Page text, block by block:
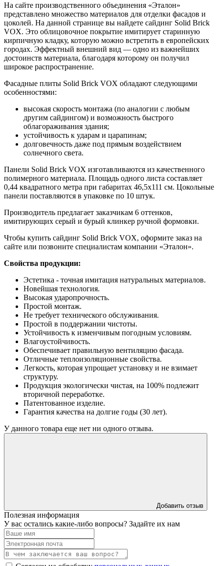
На сайте производственного объединения «Эталон»
представлено множество материалов для отделки фасадов и
цоколей. На данной странице вы найдете сайдинг Solid Brick
VOX. Это облицовочное покрытие имитирует старинную
кирпичную кладку, которую можно встретить в европейских
городах. Эффектный внешний вид — одно из важнейших
достоинств материала, благодаря которому он получил
широкое распространение.
Фасадные плиты Solid Brick VOX обладают следующими
особенностями:
высокая скорость монтажа (по аналогии с любым
другим сайдингом) и возможность быстрого
облагораживания здания;
устойчивость к ударам и царапинам;
долговечность даже под прямым воздействием
солнечного света.
Панели Solid Brick VOX изготавливаются из качественного
полимерного материала. Площадь одного листа составляет
0,44 квадратного метра при габаритах 46,5х111 см. Цокольные
панели поставляются в упаковке по 10 штук.
Производитель предлагает заказчикам 6 оттенков,
имитирующих серый и бурый клинкер ручной формовки.
Чтобы купить сайдинг Solid Brick VOX, оформите заказ на
сайте или позвоните специалистам компании «Эталон».
Свойства продукции:
Эстетика - точная имитация натуральных материалов.
Новейшая технология.
Высокая ударопрочность.
Простой монтаж.
Не требует технического обслуживания.
Простой в поддержании чистоты.
Устойчивость к изменчивым погодным условиям.
Влагоустойчивость.
Обеспечивает правильную вентиляцию фасада.
Отличные теплоизоляционные свойства.
Легкость, которая упрощает установку и не взимает
структуру.
Продукция экологически чистая, на 100% подлежит
вторичной переработке.
Патентованное изделие.
Гарантия качества на долгие годы (30 лет).
У данного товара еще нет ни одного отзыва.
Добавить отзыв
Полезная информация
У вас остались какие-либо вопросы? Задайте их нам